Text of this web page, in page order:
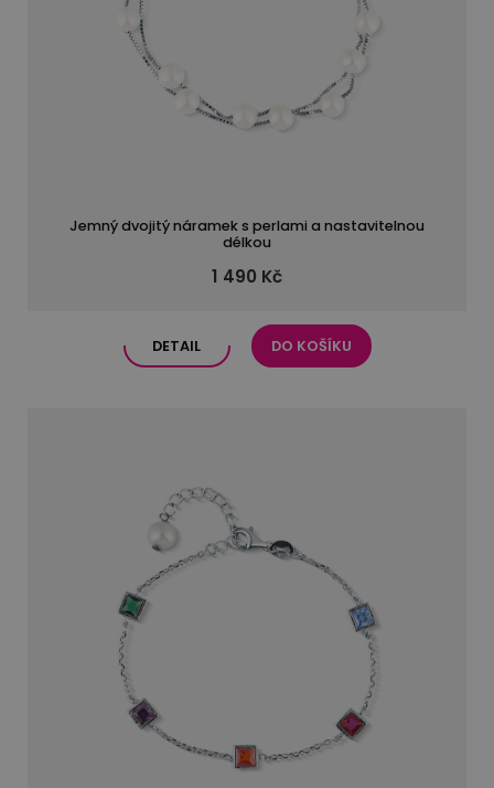
Jemný dvojitý náramek s perlami a nastavitelnou
délkou
1 490 Kč
DETAIL DO KOŠÍKU